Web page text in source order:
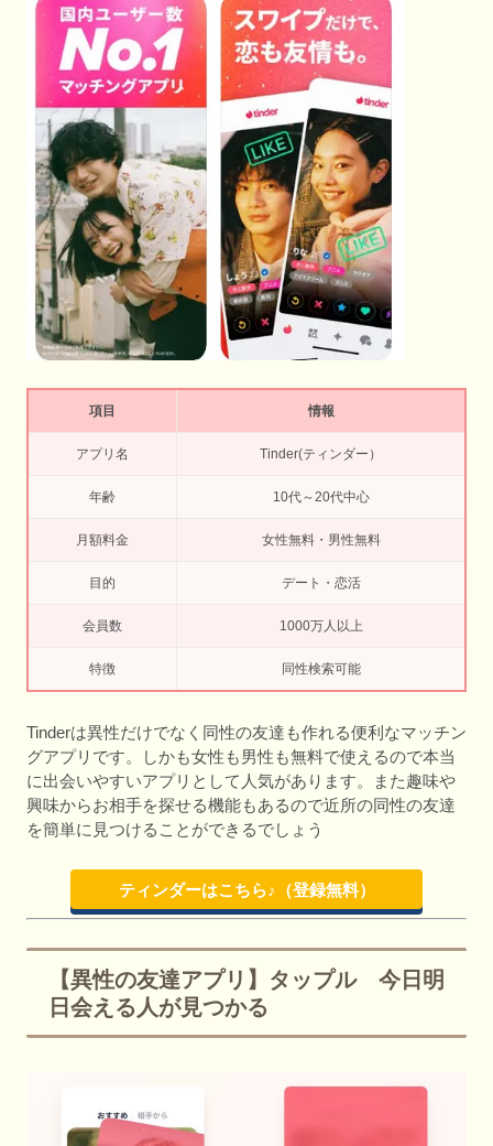
項目 情報
アプリ名 Tinder(ティンダー）
年齢 10代～20代中心
月額料金 女性無料・男性無料
目的 デート・恋活
会員数 1000万人以上
特徴 同性検索可能
Tinderは異性だけでなく同性の友達も作れる便利なマッチン
グアプリです。しかも女性も男性も無料で使えるので本当
に出会いやすいアプリとして人気があります。また趣味や
興味からお相手を探せる機能もあるので近所の同性の友達
を簡単に見つけることができるでしょう
ティンダーはこちら♪（登録無料）
【異性の友達アプリ】タップル 今日明
日会える人が見つかる